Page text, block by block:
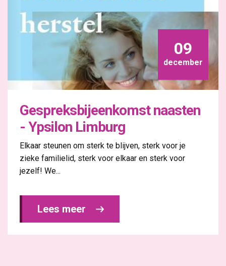
09
december
Gespreksbijeenkomst naasten
- Ypsilon Limburg
Elkaar steunen om sterk te blijven, sterk voor je
zieke familielid, sterk voor elkaar en sterk voor
jezelf! We...
Lees meer